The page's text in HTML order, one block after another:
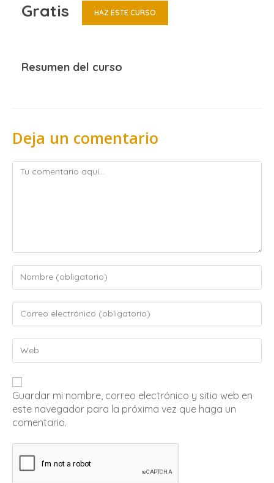
Gratis HAZ ESTE CURSO
Resumen del curso
Deja un comentario
Guardar mi nombre, correo electrónico y sitio web en
este navegador para la próxima vez que haga un
comentario.